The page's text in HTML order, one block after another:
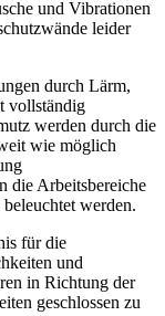
und Vibrationen
leider
durch Lärm,
vollständig
werden durch die
wie möglich
die Arbeitsbereiche
werden.
für die
und
in Richtung der
geschlossen zu